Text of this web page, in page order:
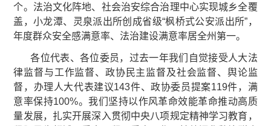
个。法治文化阵地、社会治安综合治理中心实现城乡全覆
盖，小龙潭、灵泉派出所创成省级“枫桥式公安派出所”，
年度群众安全感满意率、法治建设满意率居全州第一。
各位代表、各位委员，过去一年我们自觉接受人大法
律监督与工作监督、政协民主监督及社会监督、舆论监
督，办理人大代表建议143件、政协委员提案119件，满
意率保持100%。我们坚持以作风革命效能革命推动高质
量发展，扎实开展深入贯彻中央八项规定精神学习教育，